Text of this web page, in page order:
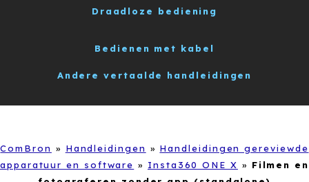
Draadloze bediening
Bedienen met kabel
Andere vertaalde handleidingen
ComBron » Handleidingen » Handleidingen gereviewde
apparatuur en software » Insta360 ONE X » Filmen en